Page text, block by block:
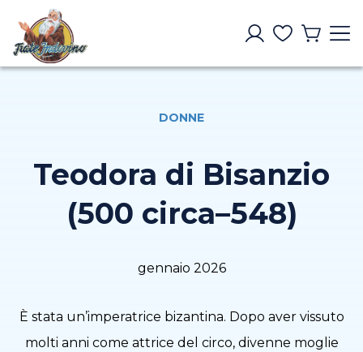
DONNE
Teodora di Bisanzio
(500 circa–548)
gennaio 2026
È stata un’imperatrice bizantina. Dopo aver vissuto
molti anni come attrice del circo, divenne moglie